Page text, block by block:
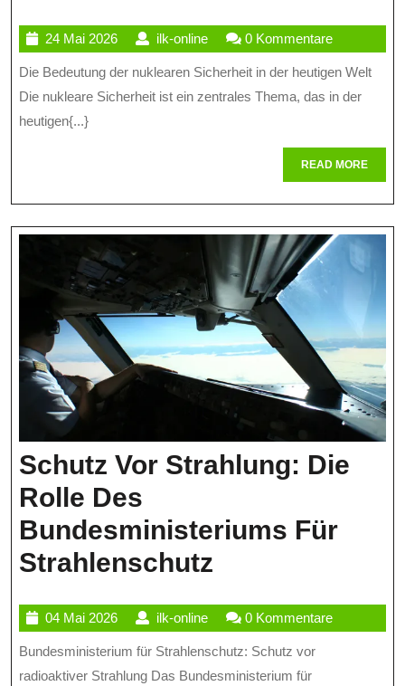
Der
Nuklearen
Sicherheit
Modernen
Welt
24 Mai 202624
Mai
2026
ilk-onlineilk-
online
0 Kommentare
Die Bedeutung der nuklearen Sicherheit in der heutigen Welt
Die nukleare Sicherheit ist ein zentrales Thema, das in der
heutigen{...}
READ MOREREAD
MORE
Schutz Vor Strahlung: Die
Rolle Des
Bundesministeriums Für
Strahlenschutz
Strahlung:
Die
04 Mai 202604
Mai
2026
ilk-onlineilk-
online
0 Kommentare
Bundesministerium für Strahlenschutz: Schutz vor
radioaktiver Strahlung Das Bundesministerium für